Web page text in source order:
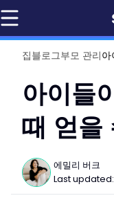
집블로그부모 관리
아이들
때 얻을
에밀리 버크
Last updated: